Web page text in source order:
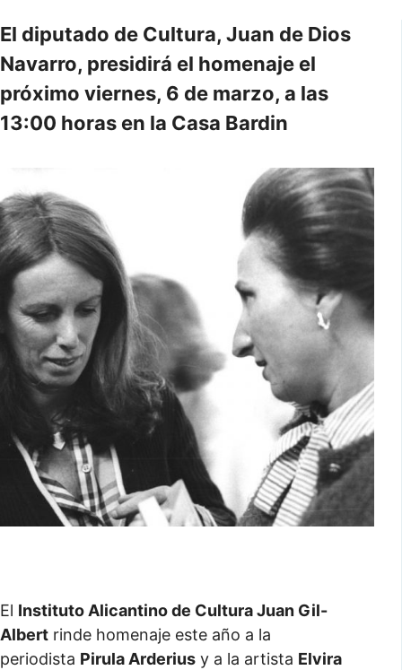
El diputado de Cultura, Juan de Dios
Navarro, presidirá el homenaje el
próximo viernes, 6 de marzo, a las
13:00 horas en la Casa Bardin
El Instituto Alicantino de Cultura Juan Gil-
Albert rinde homenaje este año a la
periodista Pirula Arderius y a la artista Elvira